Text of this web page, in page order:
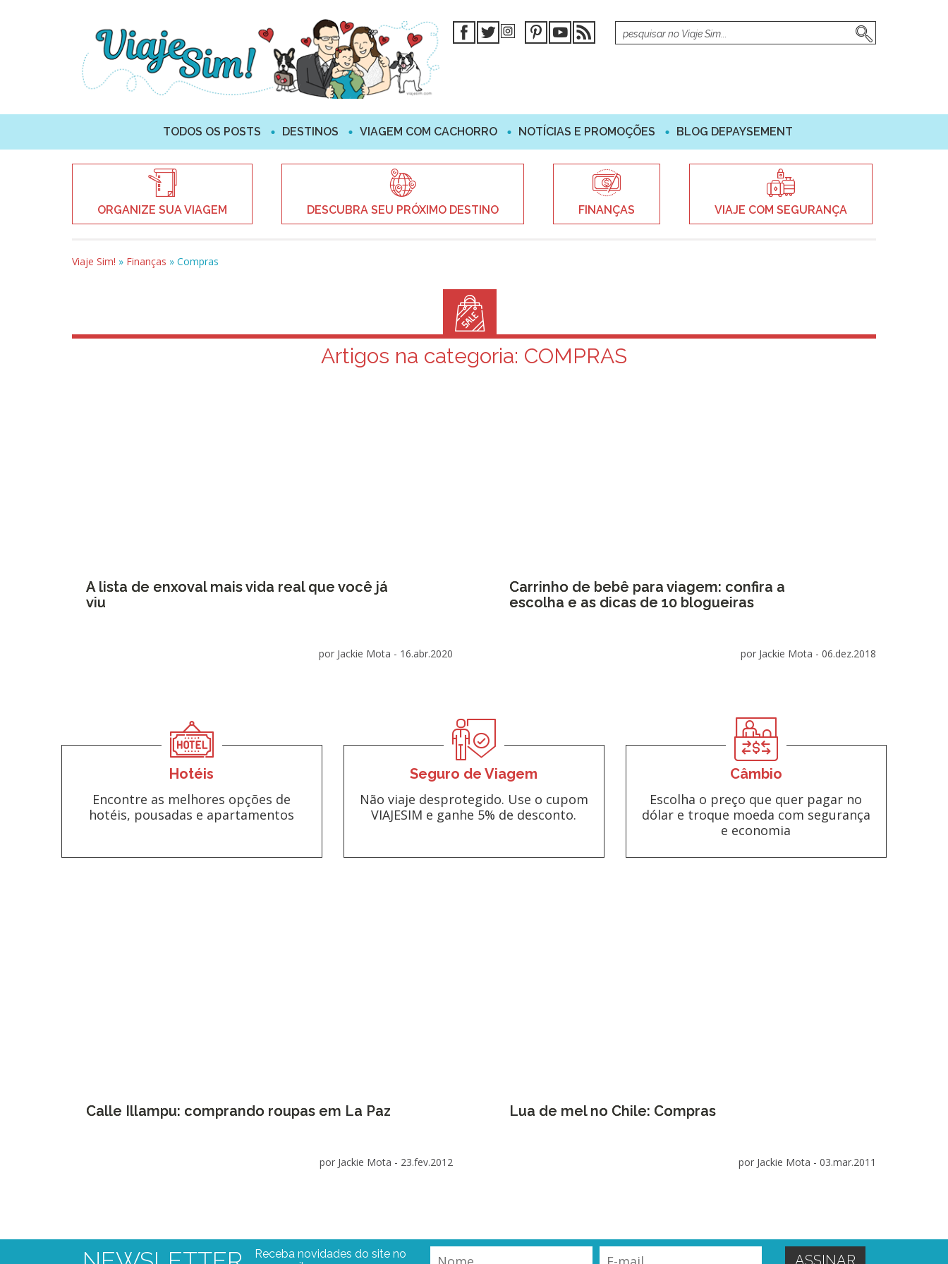
TODOS OS POSTS DESTINOS VIAGEM COM CACHORRO NOTÍCIAS E PROMOÇÕES BLOG DEPAYSEMENT
ORGANIZE SUA VIAGEM DESCUBRA SEU PRÓXIMO DESTINO FINANÇAS VIAJE COM SEGURANÇA
Viaje Sim! » Finanças » Compras
Artigos na categoria: COMPRAS
A lista de enxoval mais vida real que você já
viu
por Jackie Mota - 16.abr.2020
Carrinho de bebê para viagem: confira a
escolha e as dicas de 10 blogueiras
por Jackie Mota - 06.dez.2018
Hotéis
Encontre as melhores opções de
hotéis, pousadas e apartamentos
Seguro de Viagem
Não viaje desprotegido. Use o cupom
VIAJESIM e ganhe 5% de desconto.
Câmbio
Escolha o preço que quer pagar no
dólar e troque moeda com segurança
e economia
Calle Illampu: comprando roupas em La Paz
por Jackie Mota - 23.fev.2012
Lua de mel no Chile: Compras
por Jackie Mota - 03.mar.2011
Receba novidades do site no